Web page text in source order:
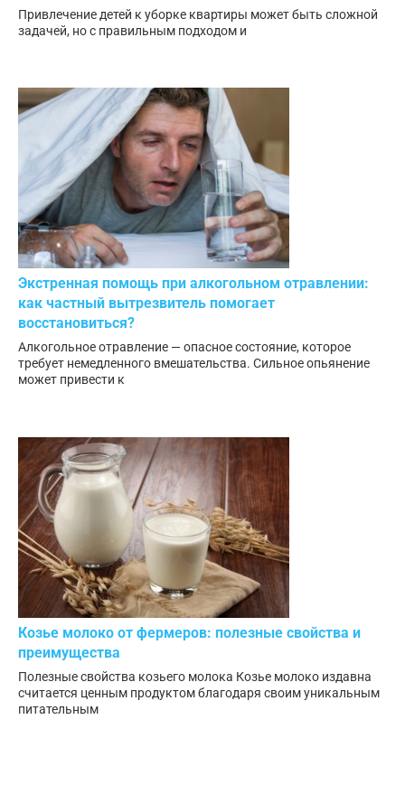
Привлечение детей к уборке квартиры может быть сложной
задачей, но с правильным подходом и
Экстренная помощь при алкогольном отравлении:
как частный вытрезвитель помогает
восстановиться?
Алкогольное отравление — опасное состояние, которое
требует немедленного вмешательства. Сильное опьянение
может привести к
Козье молоко от фермеров: полезные свойства и
преимущества
Полезные свойства козьего молока Козье молоко издавна
считается ценным продуктом благодаря своим уникальным
питательным